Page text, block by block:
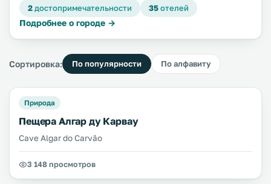
2достопримечательности 35отелей
Подробнее о городе →
Сортировка: По популярности По алфавиту
Природа
Пещера Алгар ду Карвау
Cave Algar do Carvão
3 148 просмотров